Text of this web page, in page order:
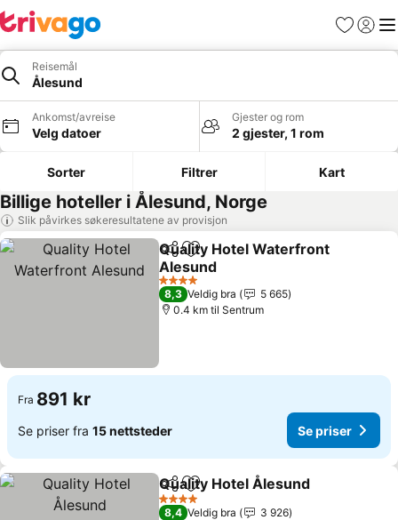
Favoritter
Logg
Reisemål
Ålesund
Ankomst/avreise
Velg datoer
Gjester og rom
2 gjester, 1 rom
Sorter Filtrer Kart
Billige hoteller i Ålesund, Norge
Slik påvirkes søkeresultatene av provisjon
Del Legg til i favoritter
Quality Hotel Waterfront
Alesund
Se priser
4 Stjerner
8,3 Veldig bra
5 665
0.4 km til Sentrum
Fra 891 kr
Se priser fra 15 nettsteder Se priser
Del Legg til i favoritter
Quality Hotel Ålesund
4 Stjerner
8,4 Veldig bra
3 926